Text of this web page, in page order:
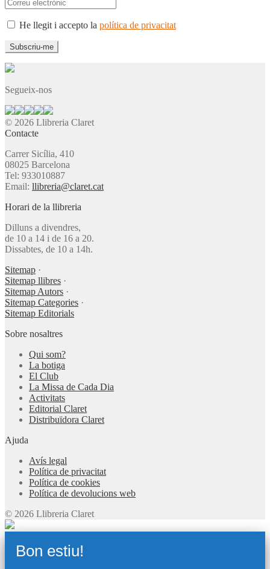
He llegit i accepto la política de privacitat
Segueix-nos
© 2026 Llibreria Claret
Contacte
Carrer Sicília, 410
08025 Barcelona
Tel: 933010887
Email: llibreria@claret.cat
Horari de la llibreria
Dilluns a divendres,
de 10 a 14 i de 16 a 20.
Dissabtes, de 10 a 14h.
Sitemap ·
Sitemap llibres ·
Sitemap Autors ·
Sitemap Categories ·
Sitemap Editorials
Sobre nosaltres
Qui som?
La botiga
El Club
La Missa de Cada Dia
Activitats
Editorial Claret
Distribuïdora Claret
Ajuda
Avís legal
Política de privacitat
Política de cookies
Política de devolucions web
© 2026 Llibreria Claret
Bon estiu!